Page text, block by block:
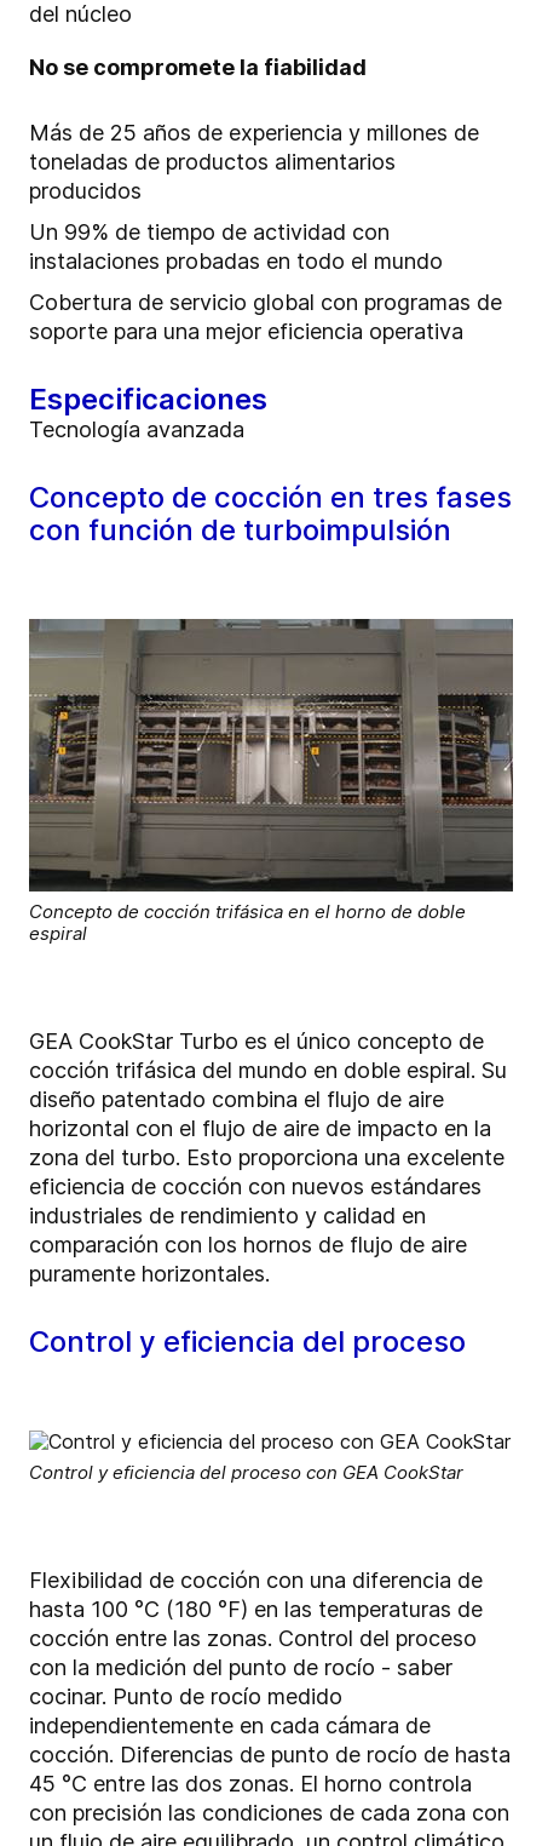
del núcleo
No se compromete la fiabilidad
Más de 25 años de experiencia y millones de
toneladas de productos alimentarios
producidos
Un 99% de tiempo de actividad con
instalaciones probadas en todo el mundo
Cobertura de servicio global con programas de
soporte para una mejor eficiencia operativa
Especificaciones
Tecnología avanzada
Concepto de cocción en tres fases
con función de turboimpulsión
Concepto de cocción trifásica en el horno de doble
espiral
GEA CookStar Turbo es el único concepto de
cocción trifásica del mundo en doble espiral. Su
diseño patentado combina el flujo de aire
horizontal con el flujo de aire de impacto en la
zona del turbo. Esto proporciona una excelente
eficiencia de cocción con nuevos estándares
industriales de rendimiento y calidad en
comparación con los hornos de flujo de aire
puramente horizontales.
Control y eficiencia del proceso
Control y eficiencia del proceso con GEA CookStar
Flexibilidad de cocción con una diferencia de
hasta 100 °C (180 °F) en las temperaturas de
cocción entre las zonas. Control del proceso
con la medición del punto de rocío - saber
cocinar. Punto de rocío medido
independientemente en cada cámara de
cocción. Diferencias de punto de rocío de hasta
45 °C entre las dos zonas. El horno controla
con precisión las condiciones de cada zona con